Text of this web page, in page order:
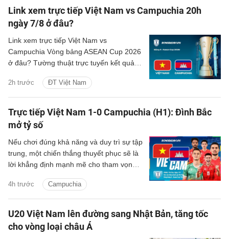
Link xem trực tiếp Việt Nam vs Campuchia 20h
ngày 7/8 ở đâu?
2h trước ĐT Việt Nam
Link xem trực tiếp Việt Nam vs
Campuchia Vòng bảng ASEAN Cup 2026
ở đâu? Tường thuật trực tuyến kết quả
kênh phát sóng nào?
Trực tiếp Việt Nam 1-0 Campuchia (H1): Đình Bắc
mở tỷ số
4h trước Campuchia
Nếu chơi đúng khả năng và duy trì sự tập
trung, một chiến thắng thuyết phục sẽ là
lời khẳng định mạnh mẽ cho tham vọng
trò HLV Kim Sang-sik.
U20 Việt Nam lên đường sang Nhật Bản, tăng tốc
cho vòng loại châu Á